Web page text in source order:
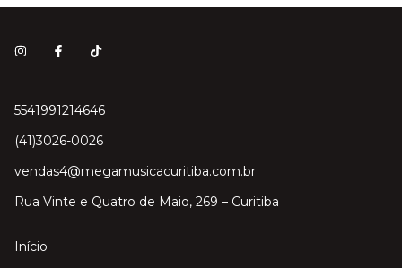
5541991214646
(41)3026-0026
vendas4@megamusicacuritiba.com.br
Rua Vinte e Quatro de Maio, 269 – Curitiba
Início